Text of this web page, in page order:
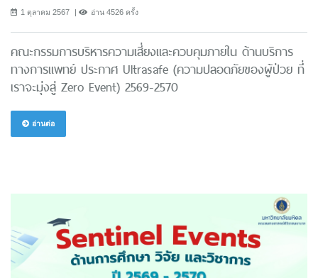
1 ตุลาคม 2567 อ่าน 4526 ครั้ง
คณะกรรมการบริหารความเสี่ยงและควบคุมภายใน ด้านบริการ
ทางการแพทย์ ประกาศ Ultrasafe (ความปลอดภัยของผู้ป่วย ที่
เราจะมุ่งสู่ Zero Event) 2569-2570
อ่านต่อ